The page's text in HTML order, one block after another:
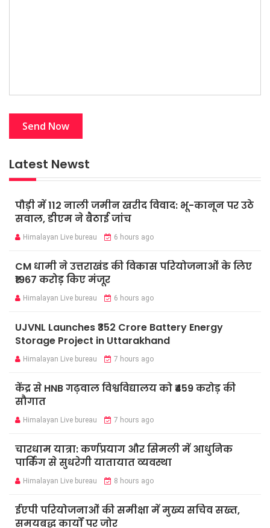
Latest Newst
पौड़ी में 112 नाली जमीन खरीद विवाद: भू-कानून पर उठे
सवाल, डीएम ने बैठाई जांच
Himalayan Live bureau 6 hours ago
CM धामी ने उत्तराखंड की विकास परियोजनाओं के लिए
₹1967 करोड़ किए मंजूर
Himalayan Live bureau 6 hours ago
UJVNL Launches ₹352 Crore Battery Energy
Storage Project in Uttarakhand
Himalayan Live bureau 7 hours ago
केंद्र से HNB गढ़वाल विश्वविद्यालय को ₹459 करोड़ की
सौगात
Himalayan Live bureau 7 hours ago
चारधाम यात्रा: कर्णप्रयाग और सिमली में आधुनिक
पार्किंग से सुधरेगी यातायात व्यवस्था
Himalayan Live bureau 8 hours ago
ईएपी परियोजनाओं की समीक्षा में मुख्य सचिव सख्त,
समयबद्ध कार्यों पर जोर